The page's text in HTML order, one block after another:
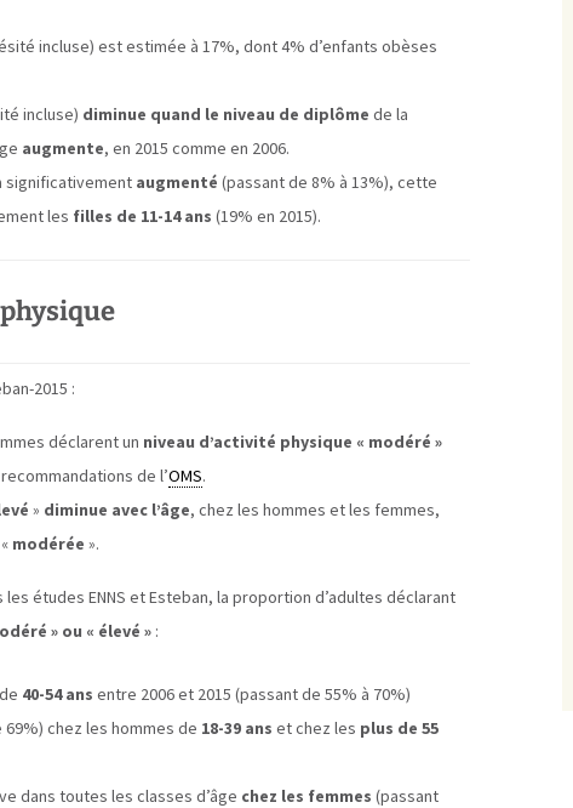
nanotechnologies
Transports
incluse) est estimée à 17%, dont 4% d’enfants obèses
incluse) diminue quand le niveau de diplôme de la
augmente, en 2015 comme en 2006.
significativement augmenté (passant de 8% à 13%), cette
les filles de 11-14 ans (19% en 2015).
2015 :
déclarent un niveau d’activité physique « modéré »
de l’OMS.
» diminue avec l’âge, chez les hommes et les femmes,
modérée ».
études ENNS et Esteban, la proportion d’adultes déclarant
» ou « élevé » :
de 40-54 ans entre 2006 et 2015 (passant de 55% à 70%)
69%) chez les hommes de 18-39 ans et chez les plus de 55
dans toutes les classes d’âge chez les femmes (passant